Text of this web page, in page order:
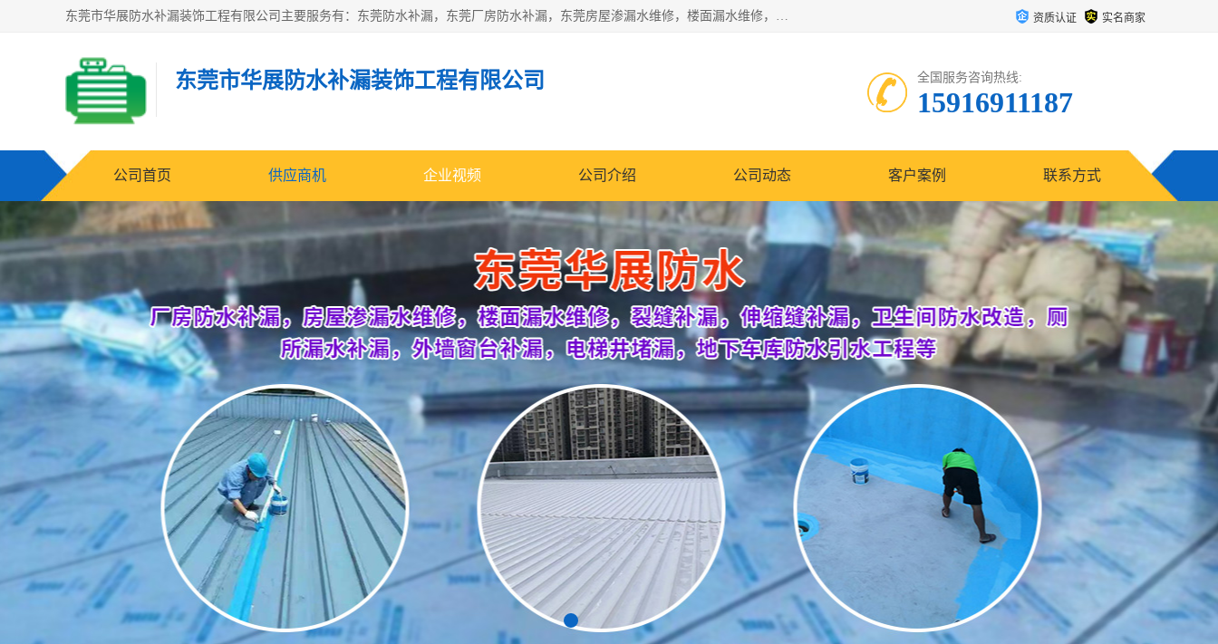
东莞市华展防水补漏装饰工程有限公司主要服务有：东莞防水补漏，东莞厂房防水补漏，东莞房屋渗漏水维修，楼面漏水维修，裂缝补漏，伸缩缝补漏，卫生间防水改造，厕所漏水补漏，外墙窗台补漏，电梯井堵漏，地下车库防水引水工程等 资质认证 实名商家
东莞市华展防水补漏装饰工程有限公司 全国服务咨询热线:
15916911187
公司首页 供应商机 企业视频 公司介绍 公司动态 客户案例 联系方式